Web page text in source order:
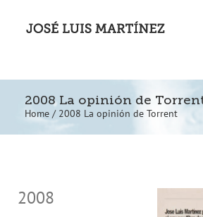
2008 La opinión de
Home / 2008 La opinión de Torrent
2008